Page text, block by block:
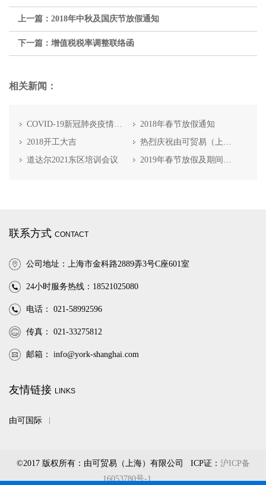
上一篇： 2018年中秋及国庆节放假通知
下一篇： 增值税税率调整联络函
相关新闻：
2018年春节放假通知
2018开工大吉
道达尔2021东区培训会议
联系方式 CONTACT
公司地址：上海市金科路2889弄3号C座601室
24小时服务热线：18521025080
电话： 021-58992596
传真： 021-33275812
邮箱： info@york-shanghai.com
友情链接 LINKS
由可国际
©2017 版权所有：由可贸易（上海）有限公司 ICP证： 沪ICP备
16053780号-1